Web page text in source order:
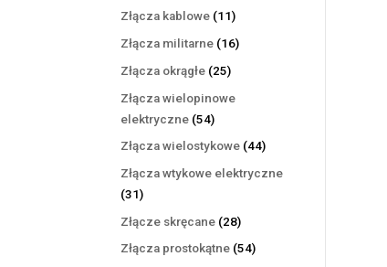
Złącza kablowe 1111
produktów
Złącza militarne 1616
Złącza okrągłe 2525
Złącza wielopinowe
elektryczne 5454
produkty
Złącza wielostykowe 4444
Złącza wtykowe elektryczne
3131
produktów
Złącze skręcane 2828
produktów
Złącza prostokątne 5454